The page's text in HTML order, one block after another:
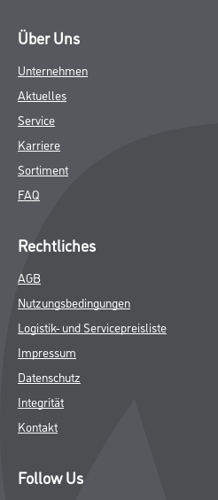
Über Uns
Unternehmen
Aktuelles
Service
Karriere
Sortiment
FAQ
Rechtliches
AGB
Nutzungsbedingungen
Logistik- und Servicepreisliste
Impressum
Datenschutz
Integrität
Kontakt
Follow Us